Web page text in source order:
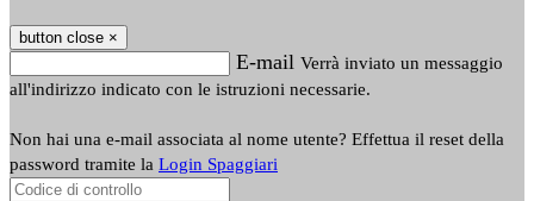
button close ×
E-mail Verrà inviato un messaggio
all'indirizzo indicato con le istruzioni necessarie.
Non hai una e-mail associata al nome utente? Effettua il reset della
password tramite la Login Spaggiari